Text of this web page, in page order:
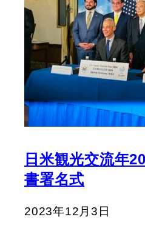
日米観光交流年
書署名式
2023年12月3日